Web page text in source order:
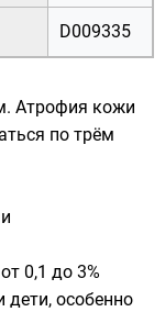
D009335
Атрофия кожи
по трём
0,1 до 3%
особенно